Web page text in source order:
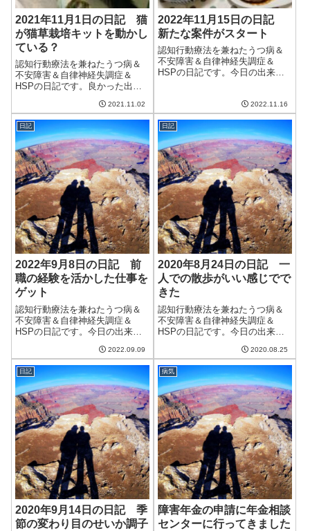
2021年11月1日の日記 猫
が猫草栽培キットを動かし
ている？
認知行動療法を兼ねたうつ病＆
不安障害＆自律神経失調症＆
HSPの日記です。良かった出来
のの、午後からは晴れてきてそ
れなりに良い天気。あまり気温
が下がらず、暖かくて変な感
じ。今日から11月であり、今年
も残りはあと2カ...
2021.11.02
2022年11月15日の日記
新たな案件がスタート
認知行動療法を兼ねたうつ病＆
不安障害＆自律神経失調症＆
HSPの日記です。今日の出来事
から、恵みの雨になったかな。
猫は午前中こそ食欲がいまいち
だったけど、夕方には回復。よ
かったよかった。...
2022.11.16
日記
2022年9月8日の日記 前
職の経験を活かした仕事を
ゲット
認知行動療法を兼ねたうつ病＆
不安障害＆自律神経失調症＆
HSPの日記です。今日の出来事
はいまいちだったけど、その分
気温が低かった。湿度は高いけ
どこの気温なら我慢できるか
な。今日は仕事の面接があると
いうことで、昨日の...
2022.09.09
日記
2020年8月24日の日記 一
人での散歩がいい感じでで
きた
認知行動療法を兼ねたうつ病＆
不安障害＆自律神経失調症＆
HSPの日記です。今日の出来事
のはずだったのだが、台風によ
るフェーン現象の影響かそれな
りに暑い日だった。相変わらず
天気予報は晴れだらけだししば
らくは我慢が続き...
2020.08.25
日記
2020年9月14日の日記 季
節の変わり目のせいか調子
病気
障害年金の申請に年金相談
センターに行ってきました